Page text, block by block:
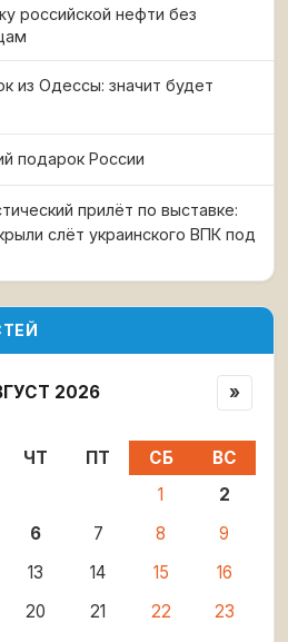
российской нефти без
из Одессы: значит будет
подарок России
прилёт по выставке:
слёт украинского ВПК под
2026 »
ЧТ ПТ СБ
ВС
1
2
6 7 8
9
13 14 15
16
20 21 22
23